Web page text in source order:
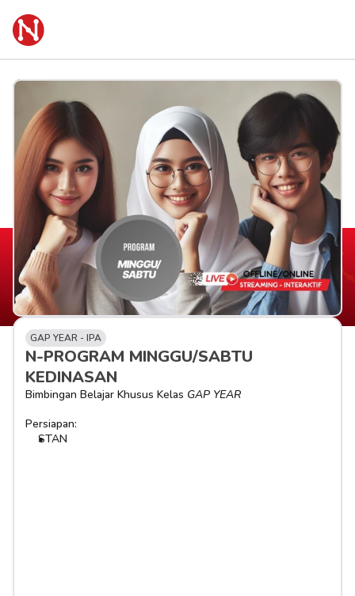
GAP YEAR - IPA
N-PROGRAM MINGGU/SABTU
KEDINASAN
Bimbingan Belajar Khusus Kelas GAP YEAR
Persiapan:
STAN